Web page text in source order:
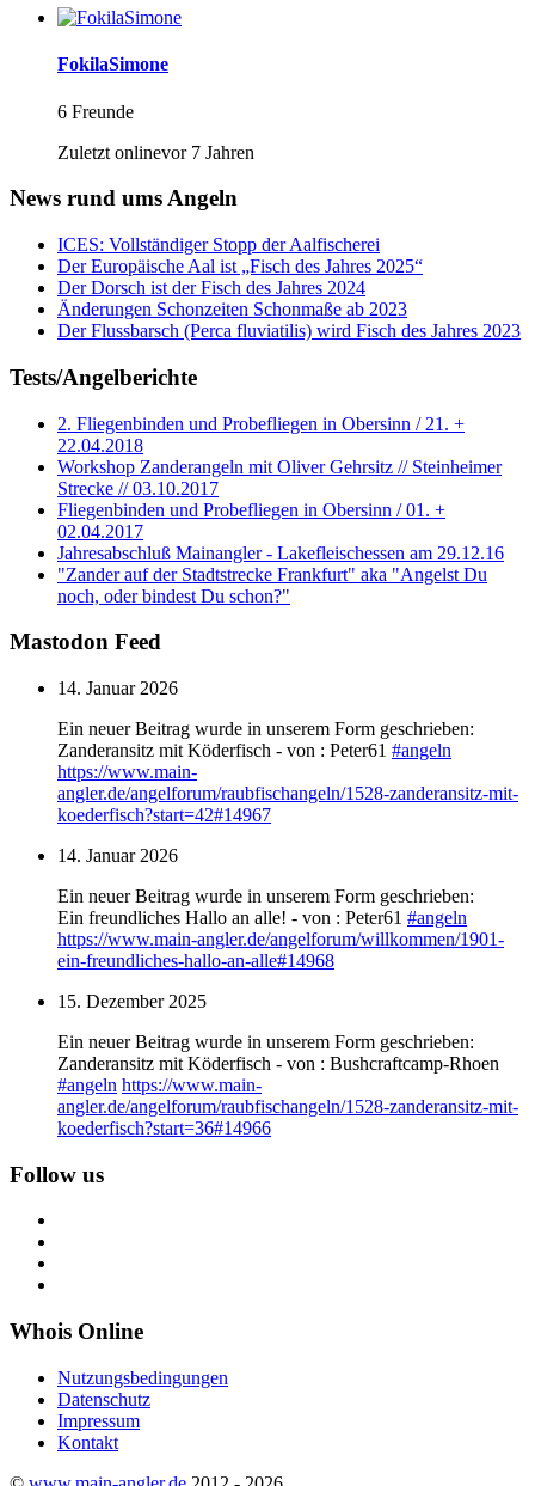
FokilaSimone
6 Freunde
Zuletzt onlinevor 7 Jahren
News rund ums Angeln
ICES: Vollständiger Stopp der Aalfischerei
Der Europäische Aal ist „Fisch des Jahres 2025“
Der Dorsch ist der Fisch des Jahres 2024
Änderungen Schonzeiten Schonmaße ab 2023
Der Flussbarsch (Perca fluviatilis) wird Fisch des Jahres 2023
Tests/Angelberichte
2. Fliegenbinden und Probefliegen in Obersinn / 21. +
22.04.2018
Workshop Zanderangeln mit Oliver Gehrsitz // Steinheimer
Strecke // 03.10.2017
Fliegenbinden und Probefliegen in Obersinn / 01. +
02.04.2017
Jahresabschluß Mainangler - Lakefleischessen am 29.12.16
"Zander auf der Stadtstrecke Frankfurt" aka "Angelst Du
noch, oder bindest Du schon?"
Mastodon Feed
14. Januar 2026
Ein neuer Beitrag wurde in unserem Form geschrieben:
Zanderansitz mit Köderfisch - von : Peter61 #angeln
https://www.main-
angler.de/angelforum/raubfischangeln/1528-zanderansitz-mit-
koederfisch?start=42#14967
14. Januar 2026
Ein neuer Beitrag wurde in unserem Form geschrieben:
Ein freundliches Hallo an alle! - von : Peter61 #angeln
https://www.main-angler.de/angelforum/willkommen/1901-
ein-freundliches-hallo-an-alle#14968
15. Dezember 2025
Ein neuer Beitrag wurde in unserem Form geschrieben:
Zanderansitz mit Köderfisch - von : Bushcraftcamp-Rhoen
#angeln https://www.main-
angler.de/angelforum/raubfischangeln/1528-zanderansitz-mit-
koederfisch?start=36#14966
Follow us
Whois Online
Nutzungsbedingungen
Datenschutz
Impressum
Kontakt